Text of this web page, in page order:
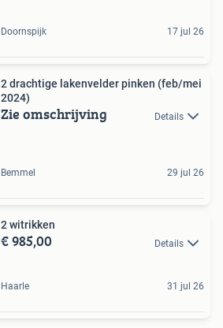
Doornspijk 17 jul 26
2 drachtige lakenvelder pinken (feb/mei
2024)
Zie omschrijving Details
Bemmel 29 jul 26
2 witrikken
€ 985,00 Details
Haarle 31 jul 26